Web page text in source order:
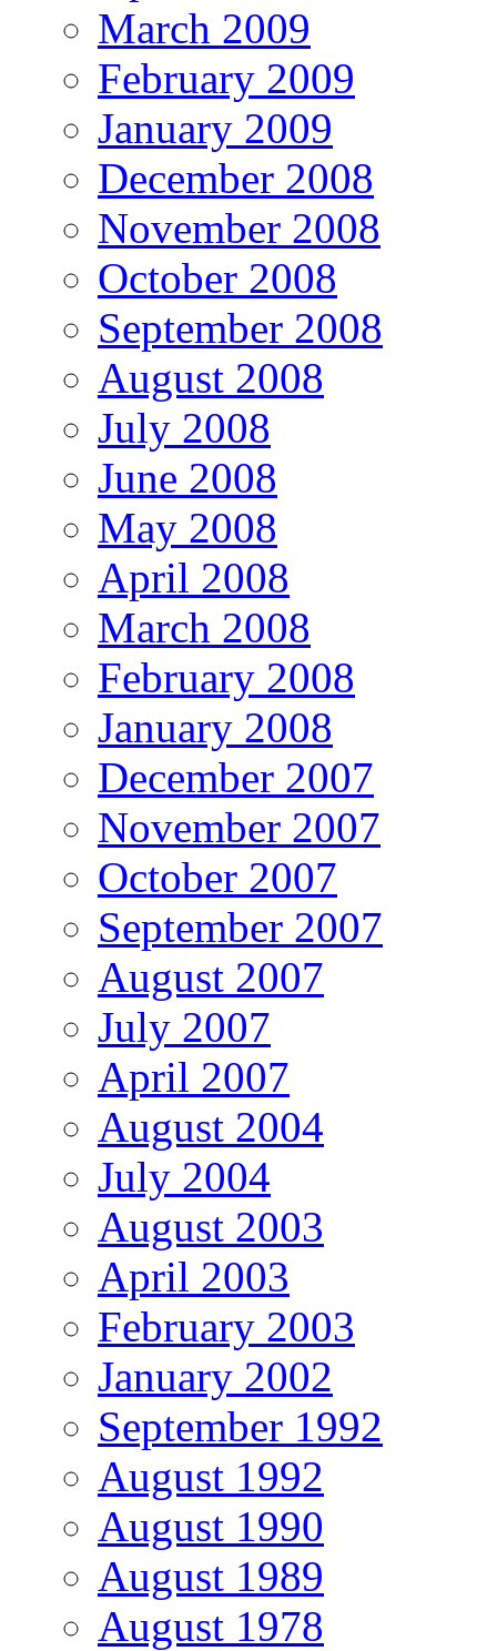
March 2009
February 2009
January 2009
December 2008
November 2008
October 2008
September 2008
August 2008
July 2008
June 2008
May 2008
April 2008
March 2008
February 2008
January 2008
December 2007
November 2007
October 2007
September 2007
August 2007
July 2007
April 2007
August 2004
July 2004
August 2003
April 2003
February 2003
January 2002
September 1992
August 1992
August 1990
August 1989
August 1978